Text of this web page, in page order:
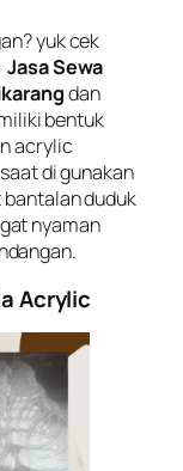
yuk cek
Jasa Sewa
dan
bentuk
acrylic
di gunakan
duduk
nyaman
Acrylic